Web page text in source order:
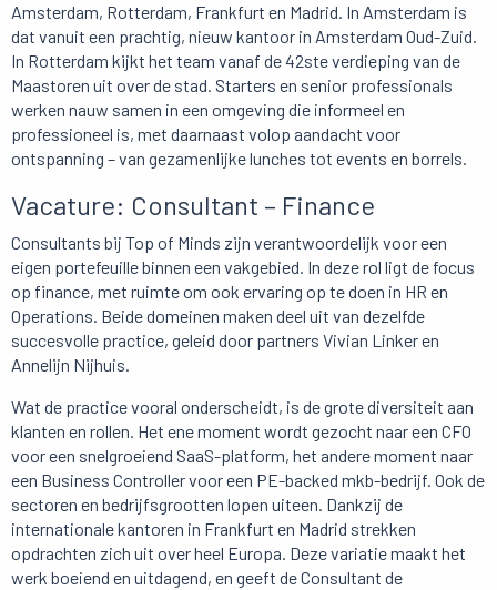
Amsterdam, Rotterdam, Frankfurt en Madrid. In Amsterdam is
dat vanuit een prachtig, nieuw kantoor in Amsterdam Oud-Zuid.
In Rotterdam kijkt het team vanaf de 42ste verdieping van de
Maastoren uit over de stad. Starters en senior professionals
werken nauw samen in een omgeving die informeel en
professioneel is, met daarnaast volop aandacht voor
ontspanning – van gezamenlijke lunches tot events en borrels.
Vacature: Consultant – Finance
Consultants bij Top of Minds zijn verantwoordelijk voor een
eigen portefeuille binnen een vakgebied. In deze rol ligt de focus
op finance, met ruimte om ook ervaring op te doen in HR en
Operations. Beide domeinen maken deel uit van dezelfde
succesvolle practice, geleid door partners Vivian Linker en
Annelijn Nijhuis.
Wat de practice vooral onderscheidt, is de grote diversiteit aan
klanten en rollen. Het ene moment wordt gezocht naar een CFO
voor een snelgroeiend SaaS-platform, het andere moment naar
een Business Controller voor een PE-backed mkb-bedrijf. Ook de
sectoren en bedrijfsgrootten lopen uiteen. Dankzij de
internationale kantoren in Frankfurt en Madrid strekken
opdrachten zich uit over heel Europa. Deze variatie maakt het
werk boeiend en uitdagend, en geeft de Consultant de